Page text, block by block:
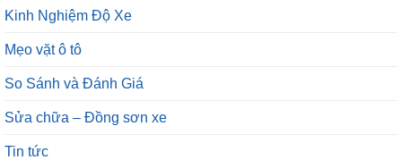
Kinh Nghiệm Độ Xe
Mẹo vặt ô tô
So Sánh và Đánh Giá
Sửa chữa – Đồng sơn xe
Tin tức